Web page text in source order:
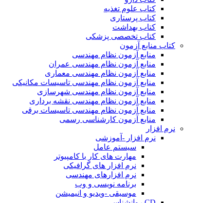
کتاب علوم تغذیه
کتاب پرستاری
کتاب بهداشت
کتاب تخصصی پزشکی
کتاب منابع آزمون
منابع آزمون نظام مهندسی
منابع آزمون نظام مهندسی عمران
منابع آزمون نظام مهندسی معماری
منابع آزمون نظام مهندسی تاسیسات مکانیکی
منابع آزمون نظام مهندسی شهرسازی
منابع آزمون نظام مهندسی نقشه برداری
منابع آزمون نظام مهندسی تاسیسات برقی
منابع آزمون کارشناسی رسمی
نرم افزار
نرم افزار -آموزشی
سیستم عامل
مهارت های کار با کامپیوتر
نرم افزار های گرافیکی
نرم افزارهای مهندسی
برنامه نویسی و وب
موسیقی -ویدیو و انیمیشن